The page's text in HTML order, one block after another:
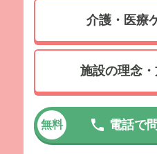
介護・医療
施設の理念
無料 電話で